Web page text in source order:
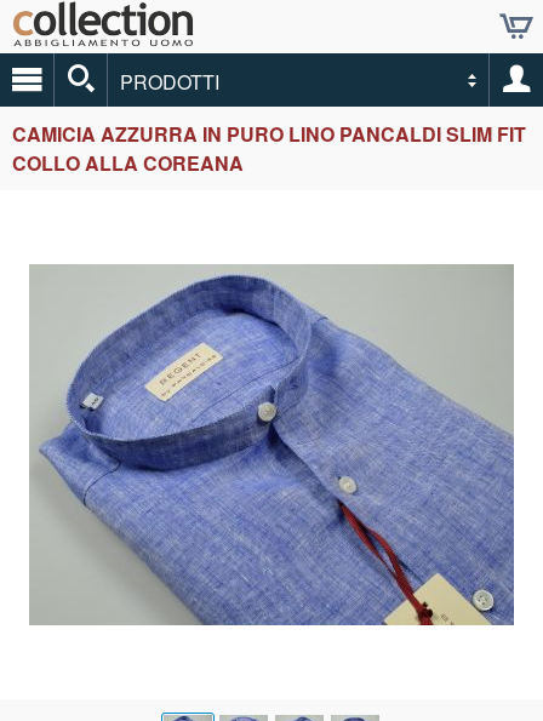
PRODOTTI
CAMICIA AZZURRA IN PURO LINO PANCALDI SLIM FIT
COLLO ALLA COREANA